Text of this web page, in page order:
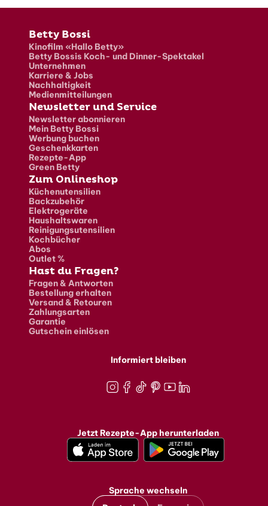
Fusszeile
Betty Bossi
Kinofilm «Hallo Betty»
Betty Bossis Koch- und Dinner-Spektakel
Unternehmen
Karriere & Jobs
Nachhaltigkeit
Medienmitteilungen
Newsletter und Service
Newsletter abonnieren
Mein Betty Bossi
Werbung buchen
Geschenkkarten
Rezepte-App
Green Betty
Zum Onlineshop
Küchenutensilien
Backzubehör
Elektrogeräte
Haushaltswaren
Reinigungsutensilien
Kochbücher
Abos
Outlet %
Hast du Fragen?
Fragen & Antworten
Bestellung erhalten
Versand & Retouren
Zahlungsarten
Garantie
Gutschein einlösen
Informiert bleiben
Jetzt Rezepte-App herunterladen
Sprache wechseln